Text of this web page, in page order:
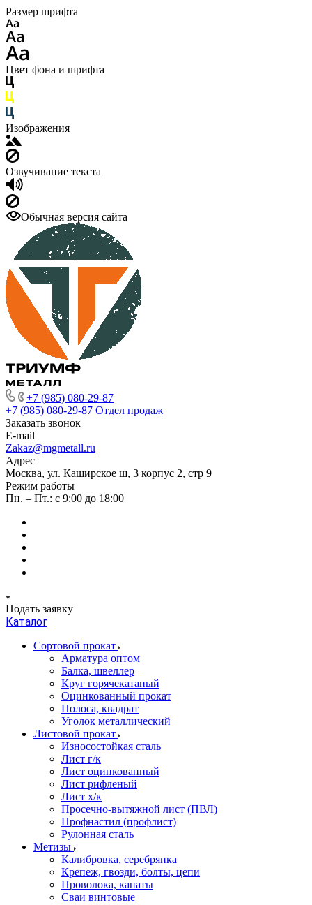
Размер шрифта
Цвет фона и шрифта
Изображения
Озвучивание текста
Обычная версия сайта
+7 (985) 080-29-87
+7 (985) 080-29-87 Отдел продаж
Заказать звонок
E-mail
Zakaz@mgmetall.ru
Адрес
Москва, ул. Каширское ш, 3 корпус 2, стр 9
Режим работы
Пн. – Пт.: с 9:00 до 18:00
Подать заявку
Каталог
Сортовой прокат
Арматура оптом
Балка, швеллер
Круг горячекатаный
Оцинкованный прокат
Полоса, квадрат
Уголок металлический
Листовой прокат
Износостойкая сталь
Лист г/к
Лист оцинкованный
Лист рифленый
Лист х/к
Просечно-вытяжной лист (ПВЛ)
Профнастил (профлист)
Рулонная сталь
Метизы
Калибровка, серебрянка
Крепеж, гвозди, болты, цепи
Проволока, канаты
Сваи винтовые